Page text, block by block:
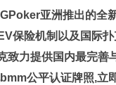
亚洲推出的全
保险机制以及国际
致力提供国内最完善
公平认证牌照,立